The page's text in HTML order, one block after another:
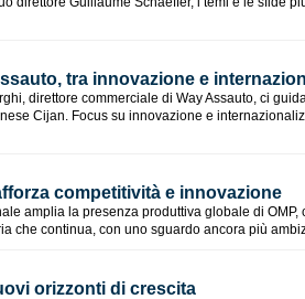
tra innovazione e
direttore commerciale di Way Assauto, ci
Cijan. Focus su innovazione e
competitività e innovazione
amplia la presenza produttiva globale di OMP,
che continua, con uno sguardo ancora più
orizzonti di crescita